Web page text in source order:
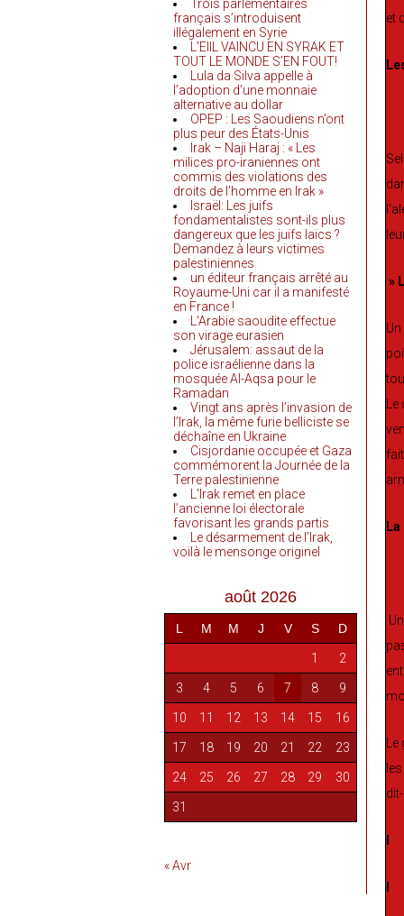
Trois parlementaires
français s’introduisent
illégalement en Syrie
L’EIIL VAINCU EN SYRAK ET
TOUT LE MONDE S’EN FOUT!
Lula da Silva appelle à
l’adoption d’une monnaie
alternative au dollar
OPEP : Les Saoudiens n’ont
plus peur des États-Unis
Irak – Naji Haraj : « Les
milices pro-iraniennes ont
commis des violations des
droits de l’homme en Irak »
Israël: Les juifs
fondamentalistes sont-ils plus
dangereux que les juifs laïcs ?
Demandez à leurs victimes
palestiniennes
un éditeur français arrêté au
Royaume-Uni car il a manifesté
en France !
L’Arabie saoudite effectue
son virage eurasien
Jérusalem: assaut de la
police israélienne dans la
mosquée Al-Aqsa pour le
Ramadan
Vingt ans après l’invasion de
l’Irak, la même furie belliciste se
déchaîne en Ukraine
Cisjordanie occupée et Gaza
commémorent la Journée de la
Terre palestinienne
L’Irak remet en place
l’ancienne loi électorale
favorisant les grands partis
Le désarmement de l’Irak,
voilà le mensonge originel
août 2026
L M M J V S D
1 2
3 4 5 6 7 8 9
10 11 12 13 14 15 16
17 18 19 20 21 22 23
24 25 26 27 28 29 30
31
« Avr
et
»
dit-il.